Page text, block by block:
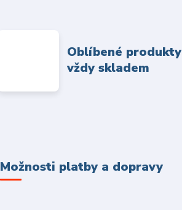
Oblíbené produkty
vždy skladem
Možnosti platby a dopravy